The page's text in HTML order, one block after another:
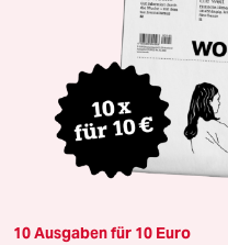
10 Ausgaben für 10 Euro